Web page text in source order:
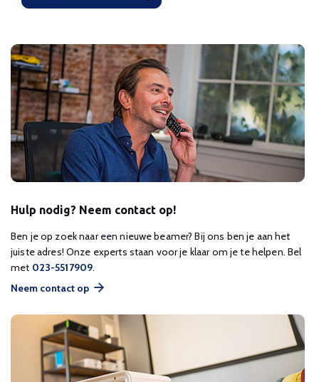
Hulp nodig? Neem contact op!
Ben je op zoek naar een nieuwe beamer? Bij ons ben je aan het
juiste adres! Onze experts staan voor je klaar om je te helpen. Bel
met 023-5517909.
Neem contact op